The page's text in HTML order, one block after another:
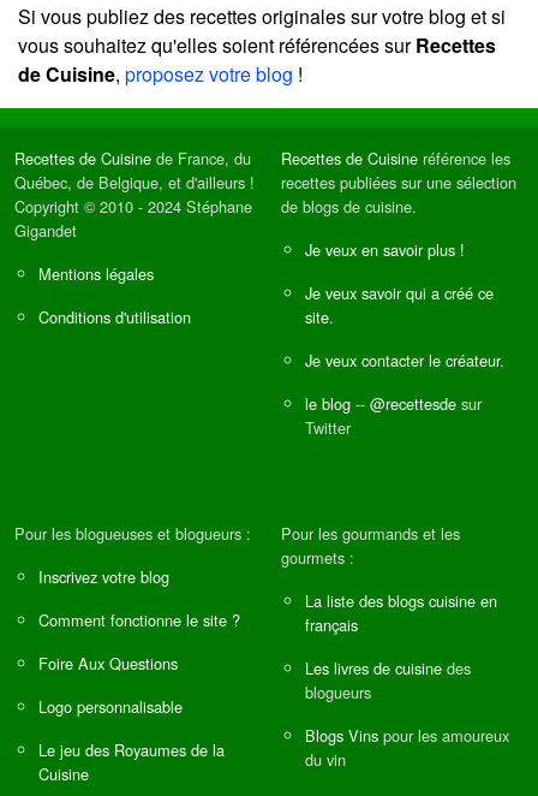
Si vous publiez des recettes originales sur votre blog et si
vous souhaitez qu'elles soient référencées surRecettes
de Cuisine, proposez votre blog !
Recettes de Cuisine de France, du
Québec, de Belgique, et d'ailleurs !
Copyright © 2010 - 2024 Stéphane
Gigandet
Mentions légales
Conditions d'utilisation
Recettes de Cuisine référence les
recettes publiées sur une sélection
de blogs de cuisine.
Je veux en savoir plus !
Je veux savoir qui a créé ce
site.
Je veux contacter le créateur.
le blog -- @recettesde sur
Twitter
Pour les blogueuses et blogueurs :
Inscrivez votre blog
Comment fonctionne le site ?
Foire Aux Questions
Logo personnalisable
Le jeu des Royaumes de la
Cuisine
Pour les gourmands et les
gourmets :
La liste des blogs cuisine en
français
Les livres de cuisine des
blogueurs
Blogs Vins pour les amoureux
du vin